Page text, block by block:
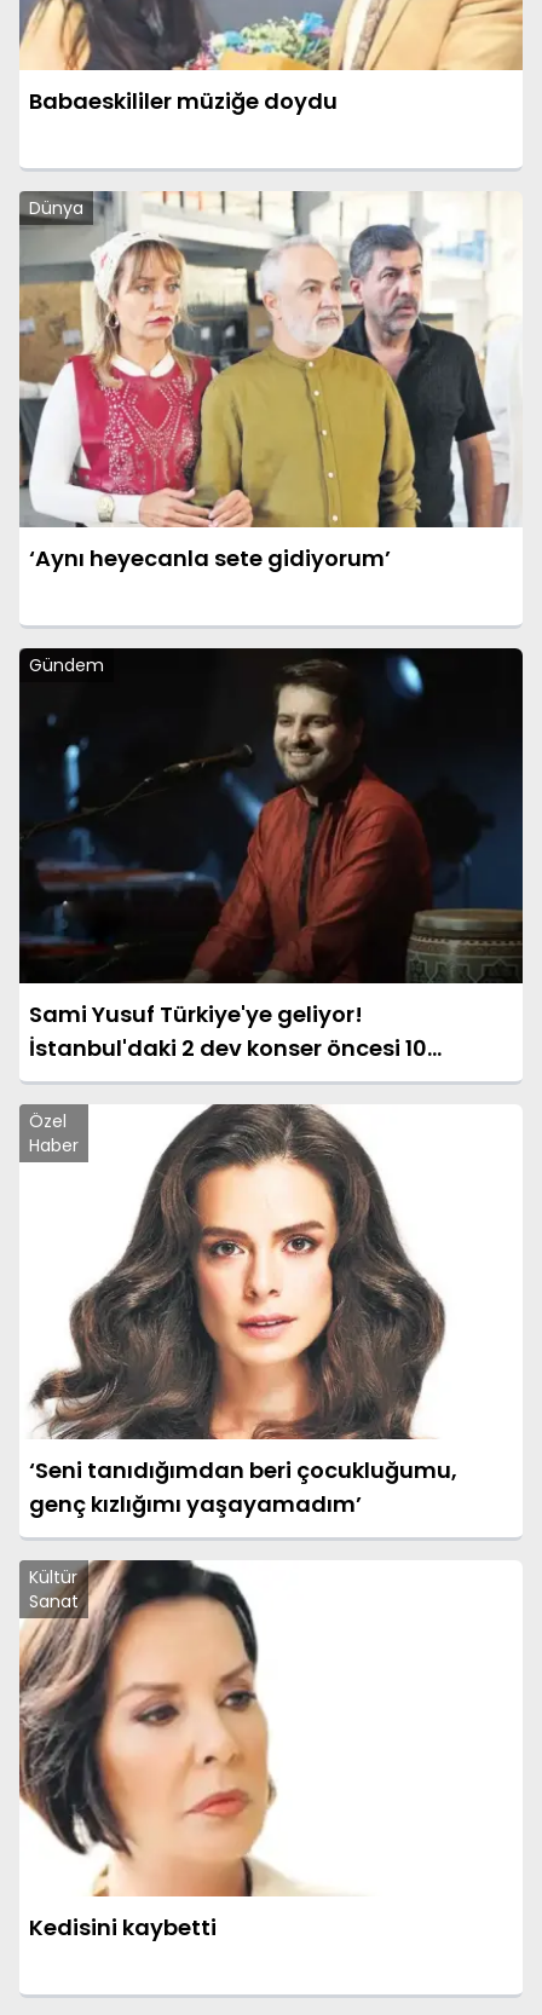
Babaeskililer müziğe doydu
Dünya
‘Aynı heyecanla sete gidiyorum’
Gündem
Sami Yusuf Türkiye'ye geliyor!
İstanbul'daki 2 dev konser öncesi 10
Ağustos sürprizi
Özel
Haber
‘Seni tanıdığımdan beri çocukluğumu,
genç kızlığımı yaşayamadım’
Kültür
Sanat
Kedisini kaybetti